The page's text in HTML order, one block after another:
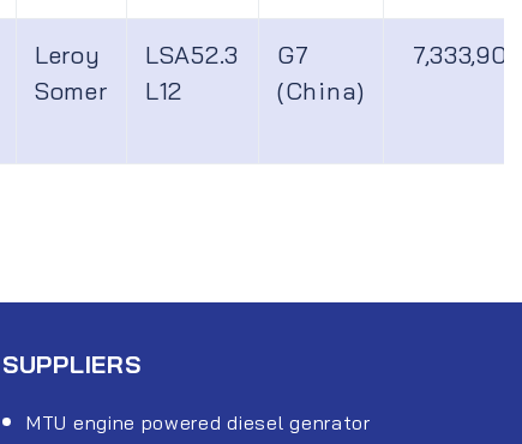
Leroy
Somer
LSA52.3
L12
G7
(China)
SUPPLIERS
MTU engine powered diesel genrator